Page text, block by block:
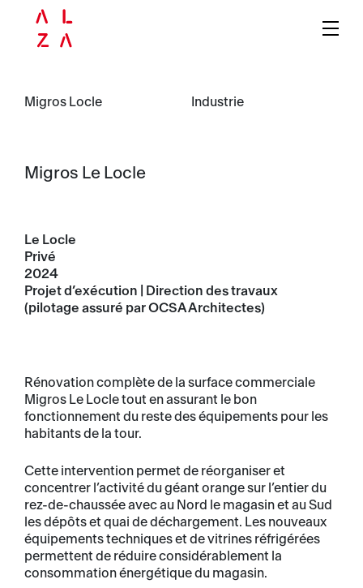
Migros Locle Industrie
Migros Le Locle
Le Locle
Privé
2024
Projet d’exécution | Direction des travaux
(pilotage assuré par OCSA Architectes)
Rénovation complète de la surface commerciale
Migros Le Locle tout en assurant le bon
fonctionnement du reste des équipements pour les
habitants de la tour.
Cette intervention permet de réorganiser et
concentrer l’activité du géant orange sur l’entier du
rez-de-chaussée avec au Nord le magasin et au Sud
les dépôts et quai de déchargement. Les nouveaux
équipements techniques et de vitrines réfrigérées
permettent de réduire considérablement la
consommation énergétique du magasin.